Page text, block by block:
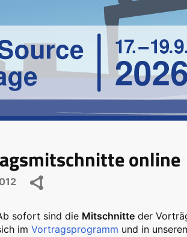
online
sofort sind die Mitschnitte der
im Vortragsprogramm und in